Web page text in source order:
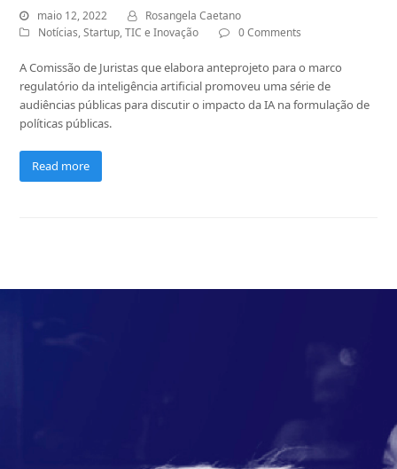
maio 12, 2022
Rosangela Caetano
Notícias,Startup,TIC e Inovação 0 Comments
A Comissão de Juristas que elabora anteprojeto para o marco
regulatório da inteligência artificial promoveu uma série de
audiências públicas para discutir o impacto da IA na formulação de
políticas públicas.
Read more